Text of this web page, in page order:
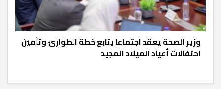
وزير الصحة يعقد اجتماعا يتابع خطة الطوارئ وتأمين
احتفالات أعياد الميلاد المجيد